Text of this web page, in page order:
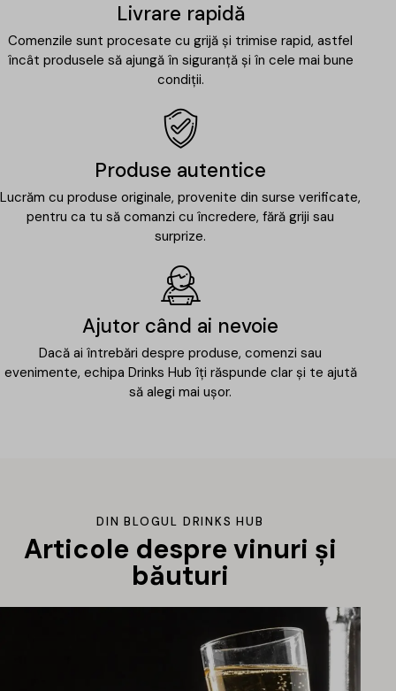
Livrare rapidă
Comenzile sunt procesate cu grijă și trimise rapid, astfel
încât produsele să ajungă în siguranță și în cele mai bune
condiții.
Produse autentice
Lucrăm cu produse originale, provenite din surse verificate,
pentru ca tu să comanzi cu încredere, fără griji sau
surprize.
Ajutor când ai nevoie
Dacă ai întrebări despre produse, comenzi sau
evenimente, echipa Drinks Hub îți răspunde clar și te ajută
să alegi mai ușor.
DIN BLOGUL DRINKS HUB
Articole despre vinuri și
băuturi